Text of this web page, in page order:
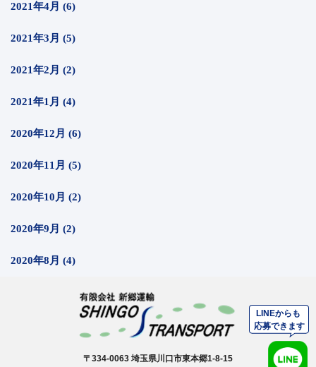
2021年4月 (6)
2021年3月 (5)
2021年2月 (2)
2021年1月 (4)
2020年12月 (6)
2020年11月 (5)
2020年10月 (2)
2020年9月 (2)
2020年8月 (4)
〒334-0063 埼玉県川口市東本郷1-8-15